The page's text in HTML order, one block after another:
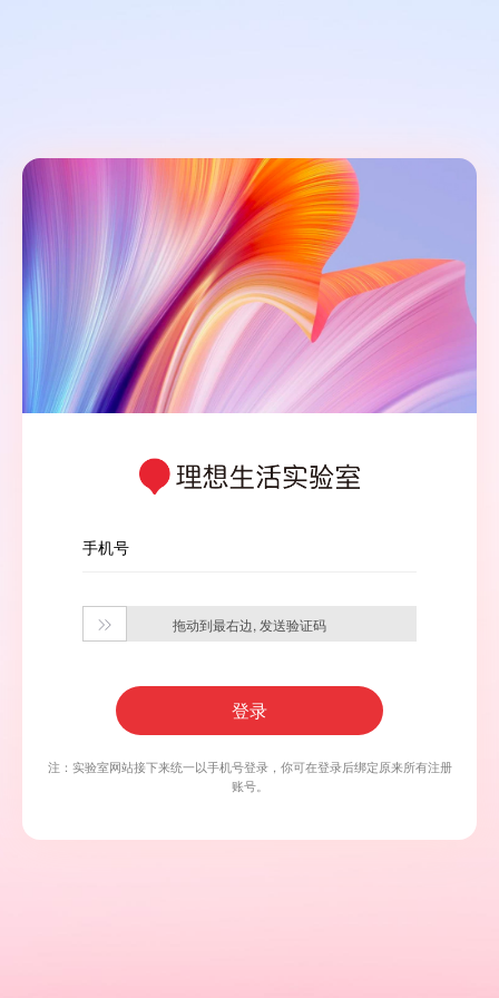
手机号
 拖动到最右边, 发送验证码
登录
注：实验室网站接下来统一以手机号登录，你可在登录后绑定原来所有注册
账号。